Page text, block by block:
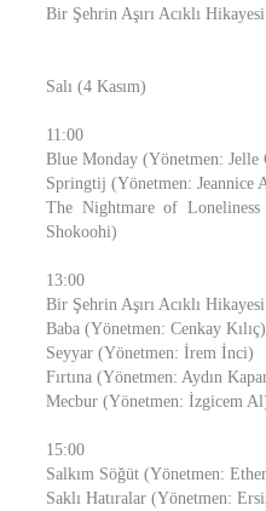
Bir Şehrin Aşırı Acıklı
Salı (4 Kasım)
11:00
Blue Monday (Yönetmen: Jelle
Springtij (Yönetmen: Jeannice
The Nightmare of Loneliness
Shokoohi)
13:00
Bir Şehrin Aşırı Acıklı
Baba (Yönetmen: Cenkay Kılıç)
Seyyar (Yönetmen: İrem İnci)
Fırtına (Yönetmen: Aydın
Mecbur (Yönetmen: İzgicem
15:00
Salkım Söğüt (Yönetmen:
Saklı Hatıralar (Yönetmen: